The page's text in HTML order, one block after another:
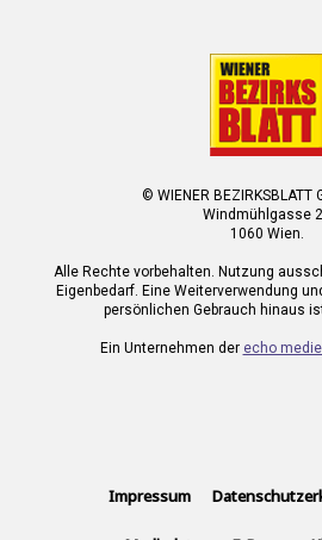
© WIENER BEZIRKSBLATT
Windmühlgasse
1060 Wien.
Alle Rechte vorbehalten. Nutzung
Eigenbedarf. Eine Weiterverwendung
persönlichen Gebrauch hinaus
Ein Unternehmen der echo
Impressum